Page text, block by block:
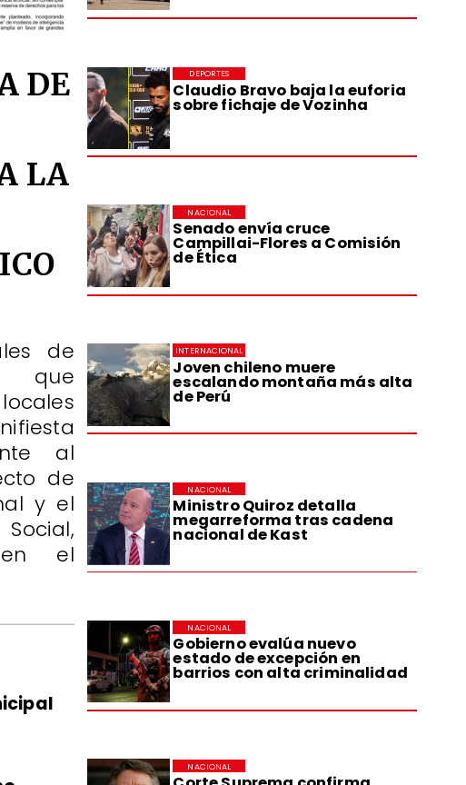
Claudio Bravo baja la euforia
sobre fichaje de Vozinha
DEPORTES
Senado envía cruce
Campillai-Flores a Comisión
de Ética
NACIONAL
Joven chileno muere
escalando montaña más alta
de Perú
INTERNACIONAL
Ministro Quiroz detalla
megarreforma tras cadena
nacional de Kast
NACIONAL
Gobierno evalúa nuevo
estado de excepción en
barrios con alta criminalidad
NACIONAL
NACIONAL
DE
LA
de
que
al
de
y el
en el